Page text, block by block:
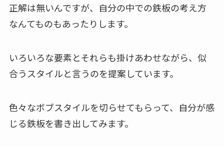
正解は無いんですが、自分の中での鉄板の考え方
なんてものもあったりします。
いろいろな要素とそれらも掛けあわせながら、似
合うスタイルと言うのを提案しています。
色々なボブスタイルを切らせてもらって、自分が感
じる鉄板を書き出してみます。